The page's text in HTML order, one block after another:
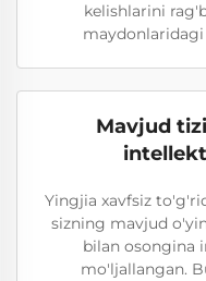
kelishlarini
Mavjud
Yingjia xavfsiz
sizning mavjud
bilan osongina
mo'ljallangan.